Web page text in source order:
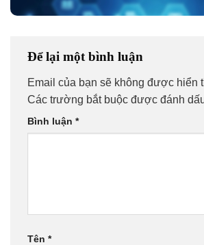
Để lại một bình luận
Email của bạn sẽ không được hiển
Các trường bắt buộc được đánh
Bình luận *
Tên *